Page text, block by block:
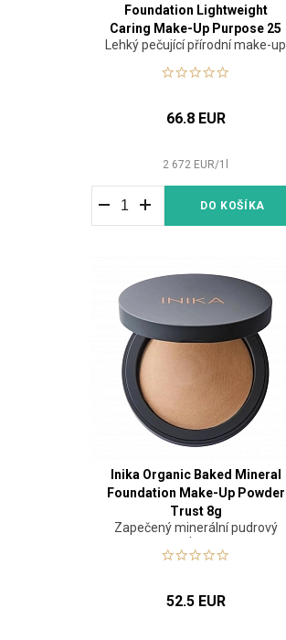
Foundation Lightweight
Caring Make-Up Purpose 25
ml
Lehký pečující přírodní make-up
66.8 EUR
2 672 EUR/1
DO KOŠÍKA
Inika Organic Baked Mineral
Foundation Make-Up Powder
Trust 8g
Zapečený minerální pudrový
make-up
52.5 EUR